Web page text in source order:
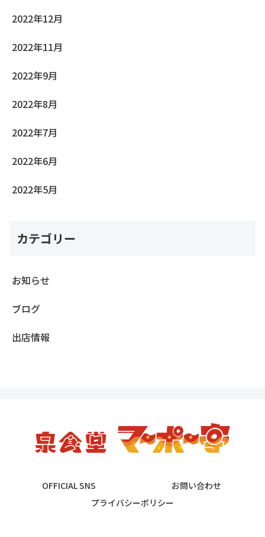
2022年12月
2022年11月
2022年9月
2022年8月
2022年7月
2022年6月
2022年5月
カテゴリー
お知らせ
ブログ
出店情報
OFFICIAL SNS
お問い合わせ
プライバシーポリシー